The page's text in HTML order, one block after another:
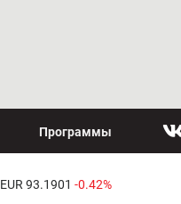
Программы
EUR 93.1901 -0.42%